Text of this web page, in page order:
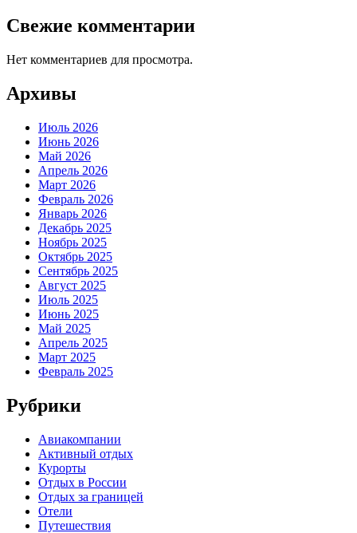
Свежие комментарии
Нет комментариев для просмотра.
Архивы
Июль 2026
Июнь 2026
Май 2026
Апрель 2026
Март 2026
Февраль 2026
Январь 2026
Декабрь 2025
Ноябрь 2025
Октябрь 2025
Сентябрь 2025
Август 2025
Июль 2025
Июнь 2025
Май 2025
Апрель 2025
Март 2025
Февраль 2025
Рубрики
Авиакомпании
Активный отдых
Курорты
Отдых в России
Отдых за границей
Отели
Путешествия